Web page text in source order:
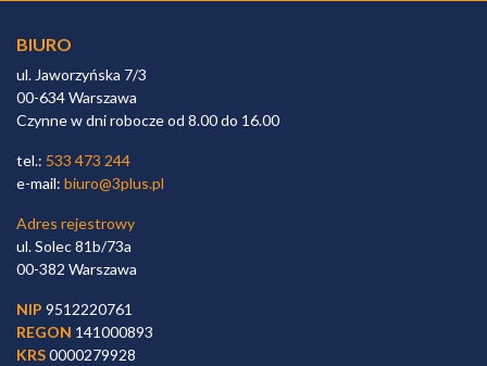
BIURO
ul. Jaworzyńska 7/3
00-634 Warszawa
Czynne w dni robocze od 8.00 do 16.00
tel.: 533 473 244
e-mail: biuro@3plus.pl
Adres rejestrowy
ul. Solec 81b/73a
00-382 Warszawa
NIP 9512220761
REGON 141000893
KRS0000279928